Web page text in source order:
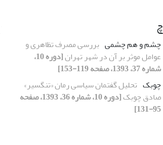
چ
چشم و هم چشمی بررسی مصرف تظاهری و
عوامل موثر بر آن در شهر تهران
[دوره 10،
شماره 37، 1393، صفحه 119-153]
چوبک تحلیل گفتمان سیاسی رمان «تنگسیر»
صادق چوبک
[دوره 10، شماره 36، 1393، صفحه
95-131]